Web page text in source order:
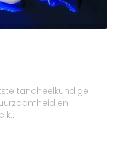
tandheelkundige
en
k...